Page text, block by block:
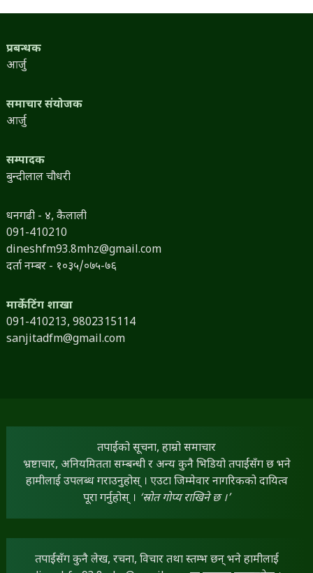
प्रबन्धक
आर्जु
समाचार संयोजक
आर्जु
सम्पादक
बुन्दीलाल चौधरी
धनगढी - ४, कैलाली
091-410210
dineshfm93.8mhz@gmail.com
दर्ता नम्बर - १०३५/०७५-७६
मार्केटिंग शाखा
091-410213, 9802315114
sanjitadfm@gmail.com
तपाईंको सूचना, हाम्रो समाचार
भ्रष्टाचार, अनियमितता सम्बन्धी र अन्य कुनै भिडियो तपाईंसँग छ भने
हामीलाई उपलब्ध गराउनुहोस् । एउटा जिम्मेवार नागरिकको दायित्व
पूरा गर्नुहोस् । ‘स्रोत गोप्य राखिने छ ।’
तपाईंसँग कुनै लेख, रचना, विचार तथा स्तम्भ छन् भने हामीलाई